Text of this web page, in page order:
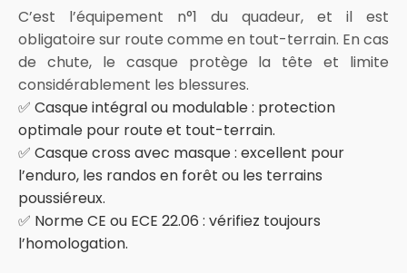
C’est l’équipement n°1 du quadeur, et il est
obligatoire sur route comme en tout-terrain. En cas
de chute, le casque protège la tête et limite
considérablement les blessures.
✅ Casque intégral ou modulable : protection
optimale pour route et tout-terrain.
✅ Casque cross avec masque : excellent pour
l’enduro, les randos en forêt ou les terrains
poussiéreux.
✅ Norme CE ou ECE 22.06 : vérifiez toujours
l’homologation.